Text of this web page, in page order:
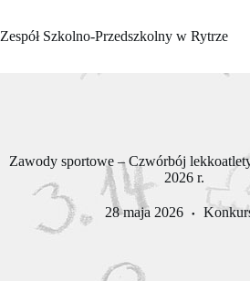
treści
Zespół Szkolno-Przedszkolny w Rytrze
Zawody sportowe – Czwórbój
2026 r.
28 maja 2026